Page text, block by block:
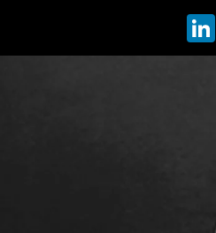
Facebook